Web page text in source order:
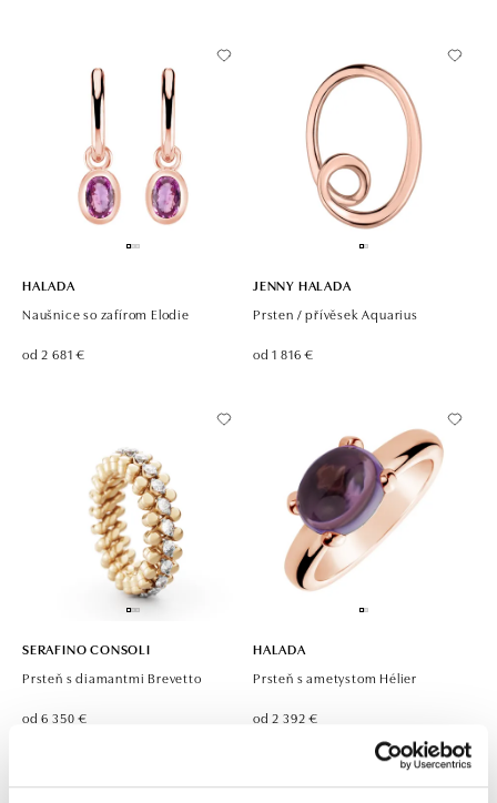
HALADA
Naušnice so zafírom Elodie
od 2 681 €
JENNY HALADA
Prsten / přívěsek Aquarius
od 1 816 €
SERAFINO CONSOLI
Prsteň s diamantmi Brevetto
od 6 350 €
HALADA
Prsteň s ametystom Hélier
od 2 392 €